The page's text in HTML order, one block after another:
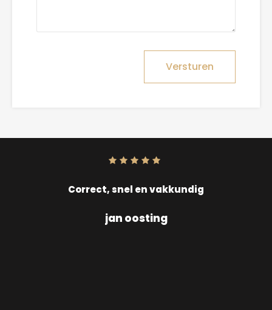
Versturen
10
Correct, snel en vakkundig
jan oosting